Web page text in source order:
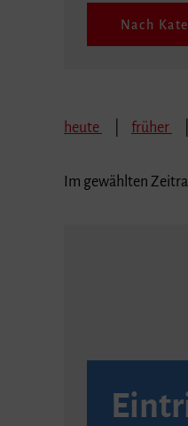
Nach
heute früher
Im gewählten